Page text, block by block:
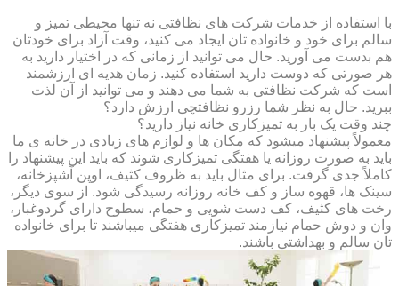
با استفاده از خدمات شرکت های نظافتی نه تنها محیطی تمیز و
سالم برای خود و خانواده تان ایجاد می کنید، وقت آزاد برای خودتان
هم بدست می آورید. حال می توانید از زمانی که در اختیار دارید به
هر صورتی که دوست دارید استفاده کنید. زمان هدیه ای ارزشمند
است که شرکت نظافتی به شما می دهند و می توانید از آن لذت
ببرید. حال به نظر شما رزرو نظافتچی ارزش دارد؟
چند وقت یک بار به تمیزکاری خانه نیاز دارید؟
معمولاً پیشنهاد میشود که مکان ها و لوازم های زیادی در خانه ی ما
باید به صورت روزانه یا هفتگی تمیزکاری شوند که باید این پیشنهاد را
کاملاً جدی گرفت. برای مثال باید به ظروف کثیف، اوپن آشپزخانه،
سینک ها، قهوه ساز و کف خانه روزانه رسیدگی شود. از سوی دیگر،
رخت های کثیف، کف دست شویی و حمام، سطوح دارای گردوغبار،
وان و دوش حمام نیازمند تمیزکاری هفتگی میباشند تا برای خانواده
تان سالم و بهداشتی باشند.